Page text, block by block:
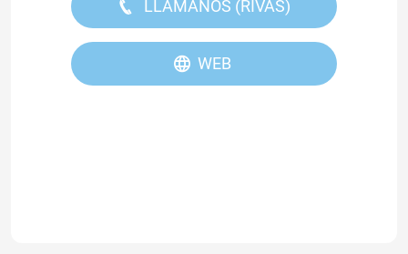
LLÁMANOS (RIVAS)
WEB